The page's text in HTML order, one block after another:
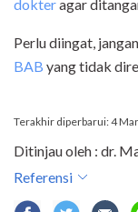
dokteragar
Perlu diingat,
BAB yang tidak
Terakhir diperbarui: 4